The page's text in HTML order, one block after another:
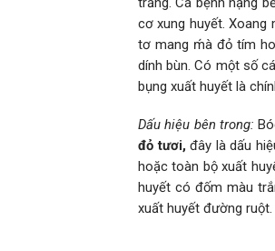
cơ xung huyết. Xoang
tơ mang ḿà đỏ tím
dính bùn. Có một số
bụng xuất huyết là
Dấu hiệu bên trong:
đỏ tươi,đây là dấu
hoặc toàn bộ xuất
huyết có đốm màu
xuất huyết đường